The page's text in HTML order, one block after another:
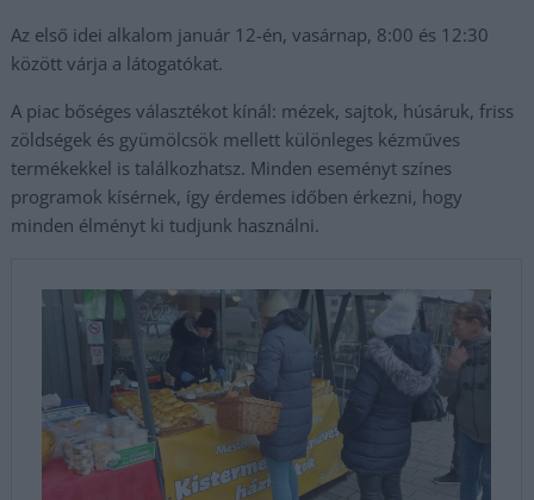
Az első idei alkalom január 12-én, vasárnap, 8:00 és 12:30
között várja a látogatókat.
A piac bőséges választékot kínál: mézek, sajtok, húsáruk, friss
zöldségek és gyümölcsök mellett különleges kézműves
termékekkel is találkozhatsz. Minden eseményt színes
programok kísérnek, így érdemes időben érkezni, hogy
minden élményt ki tudjunk használni.